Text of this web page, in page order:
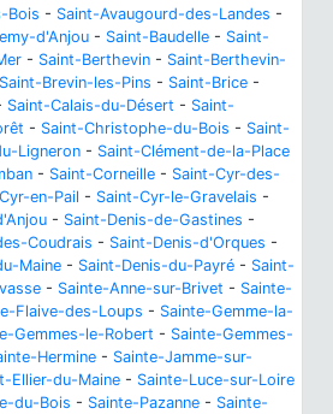
Bois - Saint-Avaugourd-des-Landes -
d'Anjou - Saint-Baudelle - Saint-
- Saint-Berthevin - Saint-Berthevin-
Saint-Brevin-les-Pins - Saint-Brice -
Saint-Calais-du-Désert - Saint-
- Saint-Christophe-du-Bois - Saint-
Ligneron - Saint-Clément-de-la-Place
- Saint-Corneille - Saint-Cyr-des-
en-Pail - Saint-Cyr-le-Gravelais -
- Saint-Denis-de-Gastines -
Coudrais - Saint-Denis-d'Orques -
Maine - Saint-Denis-du-Payré - Saint-
- Sainte-Anne-sur-Brivet - Sainte-
Flaive-des-Loups - Sainte-Gemme-la-
Gemmes-le-Robert - Sainte-Gemmes-
Hermine - Sainte-Jamme-sur-
Ellier-du-Maine - Sainte-Luce-sur-Loire
du-Bois - Sainte-Pazanne - Sainte-